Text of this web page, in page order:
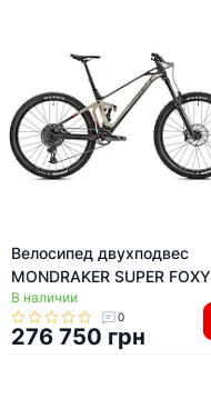
Велосипед двухподвес
MONDRAKER SUPER FOXY
CARBON R 29" T-M
(2023/2024)
В наличии
0
276 750 грн